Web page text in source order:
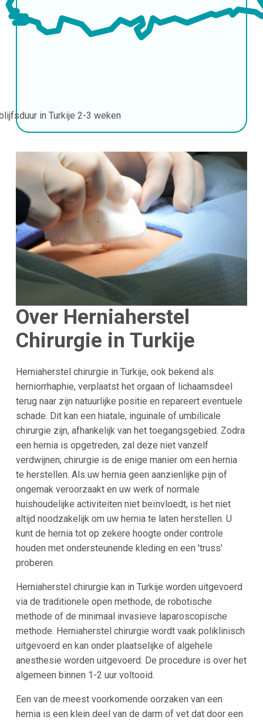
in Turkije 2-3 weken
Over Herniaherstel
Chirurgie in Turkije
Herniaherstel chirurgie in Turkije, ook bekend als
herniorrhaphie, verplaatst het orgaan of lichaamsdeel
terug naar zijn natuurlijke positie en repareert eventuele
schade. Dit kan een hiatale, inguinale of umbilicale
chirurgie zijn, afhankelijk van het toegangsgebied. Zodra
een hernia is opgetreden, zal deze niet vanzelf
verdwijnen; chirurgie is de enige manier om een hernia
te herstellen. Als uw hernia geen aanzienlijke pijn of
ongemak veroorzaakt en uw werk of normale
huishoudelijke activiteiten niet beïnvloedt, is het niet
altijd noodzakelijk om uw hernia te laten herstellen. U
kunt de hernia tot op zekere hoogte onder controle
houden met ondersteunende kleding en een 'truss'
proberen.
Herniaherstel chirurgie kan in Turkije worden uitgevoerd
via de traditionele open methode, de robotische
methode of de minimaal invasieve laparoscopische
methode. Herniaherstel chirurgie wordt vaak poliklinisch
uitgevoerd en kan onder plaatselijke of algehele
anesthesie worden uitgevoerd. De procedure is over het
algemeen binnen 1-2 uur voltooid.
Een van de meest voorkomende oorzaken van een
hernia is een klein deel van de darm of vet dat door een